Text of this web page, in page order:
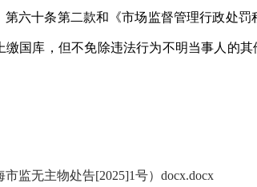
十条第二款和《市场监督管理行政处
缴国库，但不免除违法行为不明当事人的
监无主物处告[2025]1号）docx.docx